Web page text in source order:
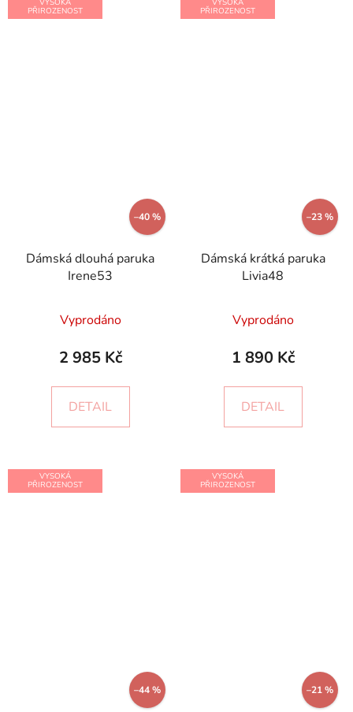
VYSOKÁ
PŘIROZENOST
–40 %
Dámská dlouhá paruka
Irene53
Vyprodáno
2 985 Kč
DETAIL
VYSOKÁ
PŘIROZENOST
–23 %
Dámská krátká paruka
Livia48
Vyprodáno
1 890 Kč
DETAIL
VYSOKÁ
PŘIROZENOST
–44 %
VYSOKÁ
PŘIROZENOST
–21 %